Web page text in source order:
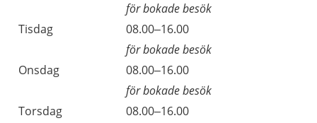
för bokade besök
Tisdag
08.00–16.00
för bokade besök
Onsdag
08.00–16.00
för bokade besök
Torsdag
08.00–16.00